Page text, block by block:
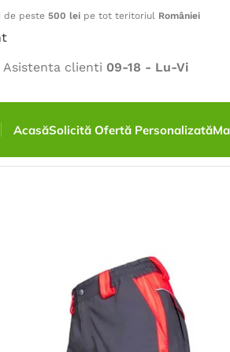
de peste 500 lei pe tot teritoriul României
Asistenta clienti 09-18 - Lu-Vi
AcasăSolicită Ofertă Personalizată